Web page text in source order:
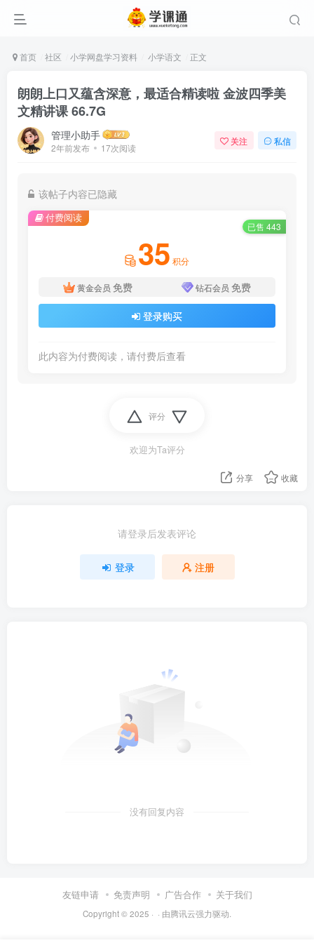
首页 社区 小学网盘学习资料 小学语文 正文
朗朗上口又蕴含深意，最适合精读啦 金波四季美
文精讲课 66.7G
管理小助手
2年前发布 17次阅读
关注 私信
该帖子内容已隐藏
付费阅读
已售 443
35 积分
黄金会员 免费 钻石会员 免费
登录购买
此内容为付费阅读，请付费后查看
评分
欢迎为Ta评分
分享 收藏
请登录后发表评论
登录 注册
没有回复内容
友链申请 免责声明 广告合作 关于我们
Copyright © 2025 · · 由腾讯云强力驱动.